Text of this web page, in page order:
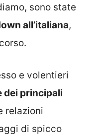
sono state
all’italiana,
e volentieri
dei principali
relazioni
di spicco